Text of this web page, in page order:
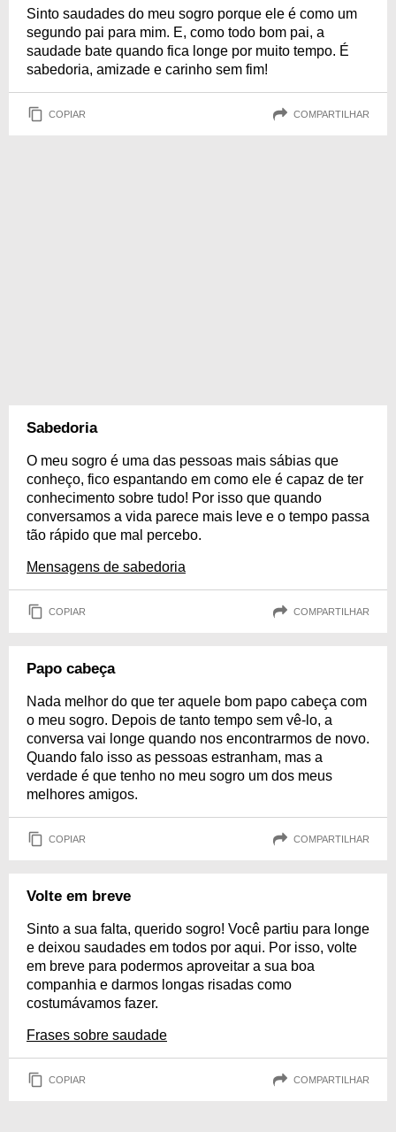
Sinto saudades do meu sogro porque ele é como um
segundo pai para mim. E, como todo bom pai, a
saudade bate quando fica longe por muito tempo. É
sabedoria, amizade e carinho sem fim!
COPIAR COMPARTILHAR
Sabedoria
O meu sogro é uma das pessoas mais sábias que
conheço, fico espantando em como ele é capaz de ter
conhecimento sobre tudo! Por isso que quando
conversamos a vida parece mais leve e o tempo passa
tão rápido que mal percebo.
Mensagens de sabedoria
COPIAR COMPARTILHAR
Papo cabeça
Nada melhor do que ter aquele bom papo cabeça com
o meu sogro. Depois de tanto tempo sem vê-lo, a
conversa vai longe quando nos encontrarmos de novo.
Quando falo isso as pessoas estranham, mas a
verdade é que tenho no meu sogro um dos meus
melhores amigos.
COPIAR COMPARTILHAR
Volte em breve
Sinto a sua falta, querido sogro! Você partiu para longe
e deixou saudades em todos por aqui. Por isso, volte
em breve para podermos aproveitar a sua boa
companhia e darmos longas risadas como
costumávamos fazer.
Frases sobre saudade
COPIAR COMPARTILHAR